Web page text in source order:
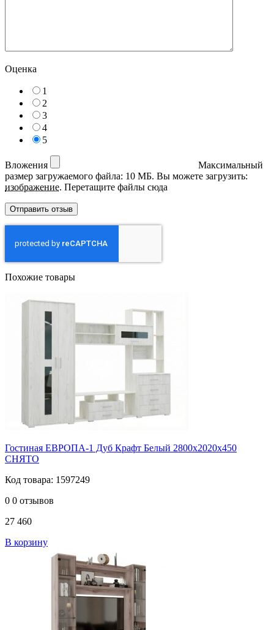
Оценка
1
2
3
4
5
Вложения
Максимальный
размер загружаемого файла: 10 МБ. Вы можете загрузить:
изображение. Перетащите файлы сюда
Похожие товары
Гостиная ЕВРОПА-1 Дуб Крафт Белый 2800х2020х450
СНЯТО
Код товара: 1597249
0 0 отзывов
27 460
В корзину